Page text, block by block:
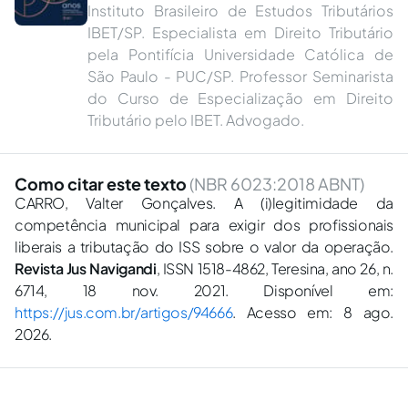
Instituto Brasileiro de Estudos Tributários
IBET/SP. Especialista em Direito Tributário
pela Pontifícia Universidade Católica de
São Paulo - PUC/SP. Professor Seminarista
do Curso de Especialização em Direito
Tributário pelo IBET. Advogado.
Como citar este texto (NBR 6023:2018 ABNT)
CARRO, Valter Gonçalves. A (i)legitimidade da
competência municipal para exigir dos profissionais
liberais a tributação do ISS sobre o valor da operação.
Revista Jus Navigandi, ISSN 1518-4862, Teresina, ano 26, n.
6714, 18 nov. 2021. Disponível em:
https://jus.com.br/artigos/94666. Acesso em: 8 ago.
2026.